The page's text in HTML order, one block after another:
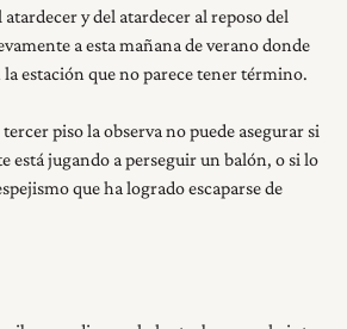
atardecer y del atardecer al reposo del
a esta mañana de verano donde
estación que no parece tener término.
piso la observa no puede asegurar si
está jugando a perseguir un balón, o si lo
que ha logrado escaparse de